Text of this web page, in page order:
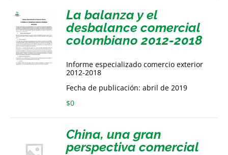
La balanza y el
desbalance comercial
colombiano 2012-2018
Informe especializado comercio exterior
2012-2018
Fecha de publicación: abril de 2019
$0
China, una gran
perspectiva comercial